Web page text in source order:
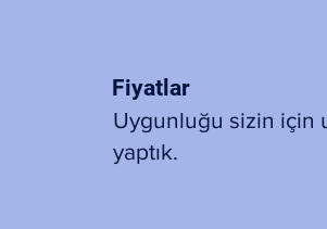
Fiyatlar
Uygunluğu sizin için
yaptık.